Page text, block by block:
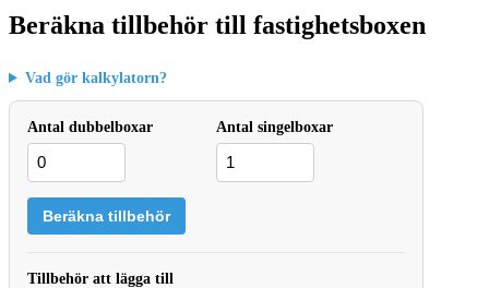
Beräkna tillbehör till fastighetsboxen
Vad gör kalkylatorn?
Antal dubbelboxar Antal singelboxar
Beräkna tillbehör
Tillbehör att lägga till